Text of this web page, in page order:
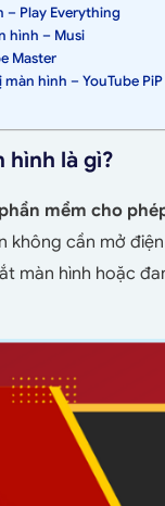
– Play Everything
hình – Musi
Master
hình – YouTube PiP
hình là gì?
mềm cho
không cần mở
màn hình hoặc